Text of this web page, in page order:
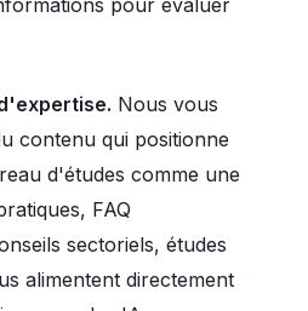
pour évaluer
Nous vous
contenu qui positionne
d'études comme une
FAQ
sectoriels, études
alimentent directement